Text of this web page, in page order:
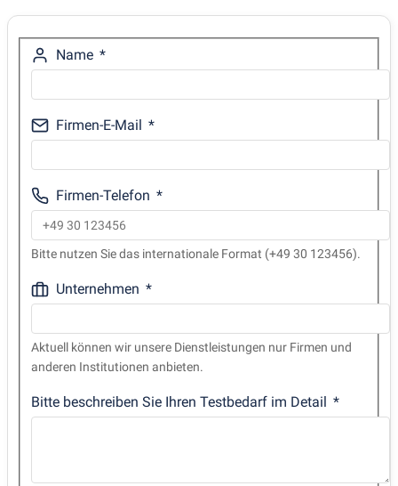
Name
Firmen-E-Mail
Firmen-Telefon
Bitte nutzen Sie das internationale Format (+49 30 123456).
Unternehmen
Aktuell können wir unsere Dienstleistungen nur Firmen und
anderen Institutionen anbieten.
Bitte beschreiben Sie Ihren Testbedarf im Detail